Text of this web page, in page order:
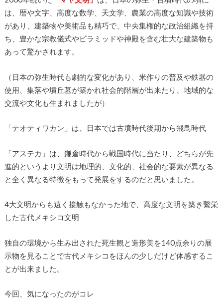
は、暦や文字、高度な数学、天文学、農業の高度な知識や技術
があり、建築物や美術品も精巧で、中央集権的な政治組織を持
ち、豊かな宗教儀式やピラミッドや神殿を含む壮大な建築物も
あって驚かされます。
（日本の弥生時代も劇的な変化があり、米作りの普及や鉄器の
使用、集落や墳丘墓が築かれ社会的階層が出来たり、地域的な
交流や文化も生まれましたが）
「テオティワカン」は、日本では古墳時代後期から飛鳥時代
「アステカ」は、鎌倉時代から戦国時代に当たり、どちらが先
進的というより文明は地理的、文化的、社会的な要素が異なる
と全く異なる特徴をもって発展をするのだと思いました。
4大文明からも遠く接触もなかった地で、高度な文明を築き繫栄
した古代メキシコ文明
独自の環境から生み出された死生観と造形美を140点余りの展
示物を見ることで古代メキシコをほんの少しだけど体感するこ
とが出来ました。
今回、気になったのがコレ